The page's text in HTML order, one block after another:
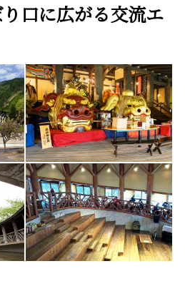
口に広がる交流エ